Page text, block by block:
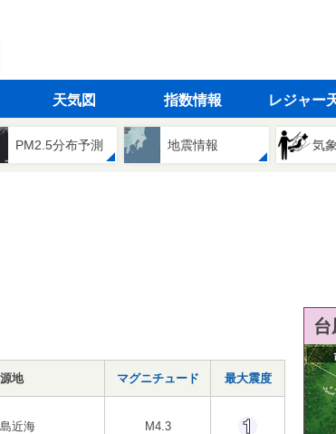
天気図 指数情報 レジャー
PM2.5分布予測 地震情報 気
地 マグニチュード 最大震度
近海 M4.3